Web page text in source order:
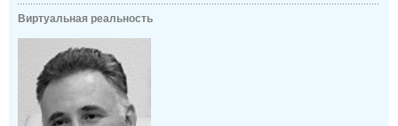
Виртуальная реальность